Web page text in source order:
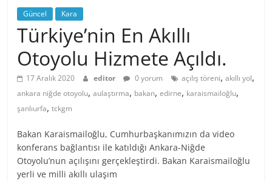
Güncel Kara
Türkiye’nin En Akıllı
Otoyolu Hizmete Açıldı.
17 Aralık 2020 editor 0 yorum açılış töreni,akıllı yol,
ankara niğde otoyolu,aulaştırma, bakan,edirne, karaismailoğlu,
şanlıurfa,tckgm
Bakan Karaismailoğlu, Cumhurbaşkanımızın da video
konferans bağlantısı ile katıldığı Ankara-Niğde
Otoyolu’nun açılışını gerçekleştirdi. Bakan Karaismailoğlu
yerli ve milli akıllı ulaşım